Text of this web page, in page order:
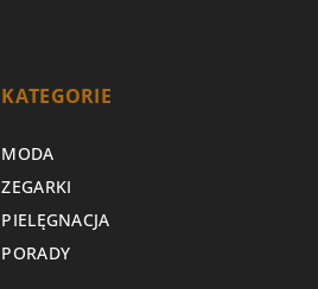
KATEGORIE
MODA
ZEGARKI
PIELĘGNACJA
PORADY